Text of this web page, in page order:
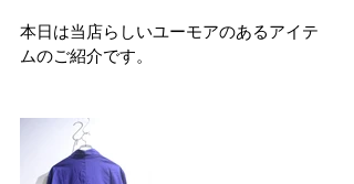
本日は当店らしいユーモアのあるアイテ
ムのご紹介です。